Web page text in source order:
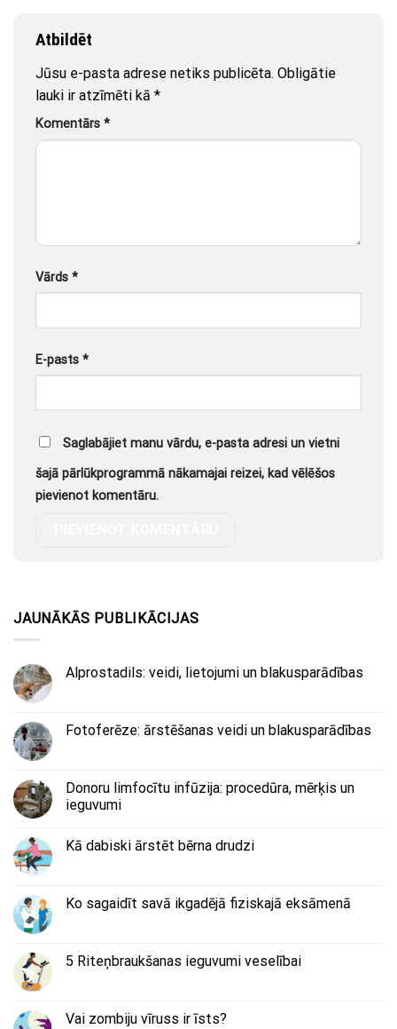
Atbildēt
Jūsu e-pasta adrese netiks publicēta. Obligātie
lauki ir atzīmēti kā *
Komentārs *
Vārds *
E-pasts *
Saglabājiet manu vārdu, e-pasta adresi un vietni
šajā pārlūkprogrammā nākamajai reizei, kad vēlēšos
pievienot komentāru.
JAUNĀKĀS PUBLIKĀCIJAS
Alprostadils: veidi, lietojumi un blakusparādības
Fotoferēze: ārstēšanas veidi un blakusparādības
Donoru limfocītu infūzija: procedūra, mērķis un
ieguvumi
Kā dabiski ārstēt bērna drudzi
Ko sagaidīt savā ikgadējā fiziskajā eksāmenā
5 Riteņbraukšanas ieguvumi veselībai
Vai zombiju vīruss ir īsts?